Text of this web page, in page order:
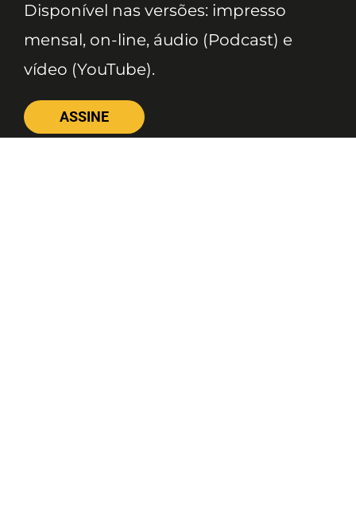
Disponível nas versões: impresso
mensal, on-line, áudio (Podcast) e
vídeo (YouTube).
ASSINE